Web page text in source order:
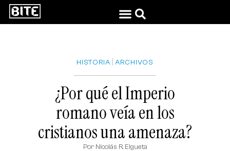
HISTORIA ARCHIVOS
¿Por qué el Imperio
romano veía en los
cristianos una amenaza?
Por Nicolás R. Elgueta